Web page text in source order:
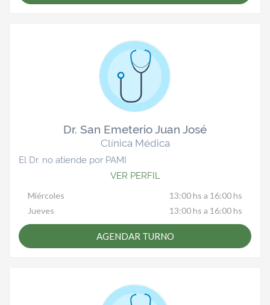
Dr. San Emeterio Juan José
Clínica Médica
El Dr. no atiende por PAMI
VER PERFIL
Miércoles
13:00 hs a 16:00 hs
Jueves
13:00 hs a 16:00 hs
AGENDAR TURNO